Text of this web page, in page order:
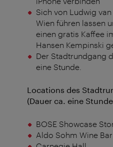
Sich von Ludwig
Wien führen lassen
einen gratis Kaffee
Hansen Kempinski
Der Stadtrundgang
eine Stunde.
Locations des
(Dauer ca. eine
BOSE Showcase
Aldo Sohm Wine Bar